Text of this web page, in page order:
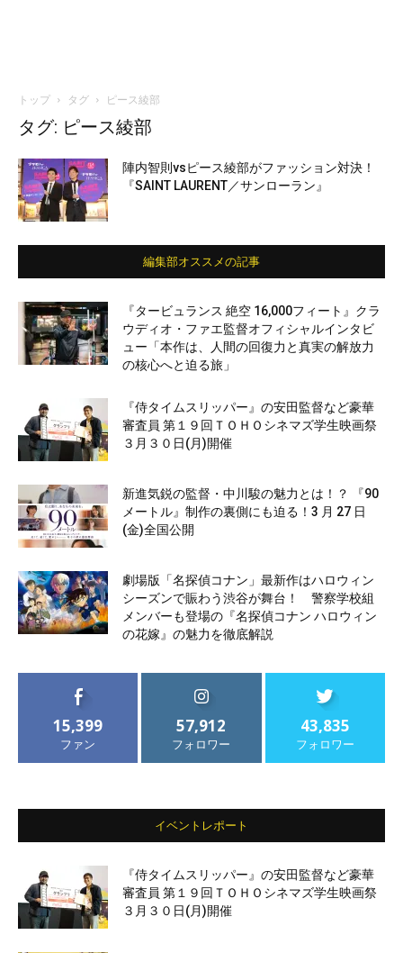
トップ タグ ピース綾部
タグ: ピース綾部
陣内智則vsピース綾部がファッション対決！
『SAINT LAURENT／サンローラン』
編集部オススメの記事
『タービュランス 絶空 16,000フィート』クラ
ウディオ・ファエ監督オフィシャルインタビ
ュー「本作は、人間の回復力と真実の解放力
の核心へと迫る旅」
『侍タイムスリッパー』の安田監督など豪華
審査員 第１９回ＴＯＨＯシネマズ学生映画祭
３月３０日(月)開催
新進気鋭の監督・中川駿の魅力とは！？ 『90
メートル』制作の裏側にも迫る！3 月 27 日
(金)全国公開
劇場版「名探偵コナン」最新作はハロウィン
シーズンで賑わう渋谷が舞台！ 警察学校組
メンバーも登場の『名探偵コナン ハロウィン
の花嫁』の魅力を徹底解説
15,399
ファン
57,912
フォロワー
43,835
フォロワー
イベントレポート
『侍タイムスリッパー』の安田監督など豪華
審査員 第１９回ＴＯＨＯシネマズ学生映画祭
３月３０日(月)開催